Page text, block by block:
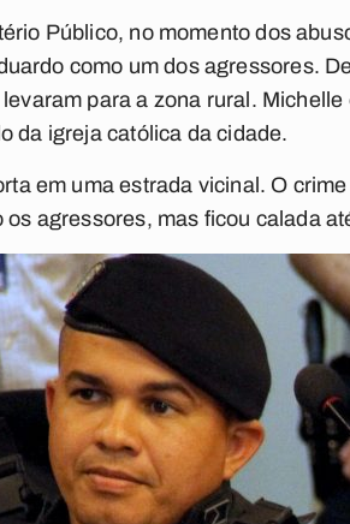
Público, no momento dos
como um dos agressores.
para a zona rural.
da igreja católica da cidade.
em uma estrada vicinal. O
agressores, mas ficou calada